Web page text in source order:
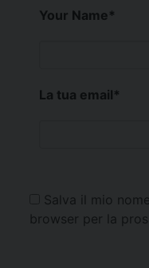
Your Name*
La tua email*
Salva il mio
browser per la